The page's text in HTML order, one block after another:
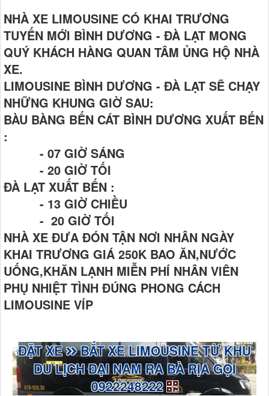
NHÀ XE LIMOUSINE CÓ KHAI TRƯƠNG
TUYẾN MỚI BÌNH DƯƠNG - ĐÀ LẠT MONG
QUÝ KHÁCH HÀNG QUAN TÂM ỦNG HỘ NHÀ
XE.
LIMOUSINE BÌNH DƯƠNG - ĐÀ LẠT SẼ CHẠY
NHỮNG KHUNG GIỜ SAU:
BÀU BÀNG BẾN CÁT BÌNH DƯƠNG XUẤT BẾN
:
- 07 GIỜ SÁNG
- 20 GIỜ TỐI
ĐÀ LẠT XUẤT BẾN :
- 13 GIỜ CHIỀU
- 20 GIỜ TỐI
NHÀ XE ĐƯA ĐÓN TẬN NƠI NHÂN NGÀY
KHAI TRƯƠNG GIÁ 250K BAO ĂN,NƯỚC
UỐNG,KHĂN LẠNH MIỄN PHÍ NHÂN VIÊN
PHỤ NHIỆT TÌNH ĐÚNG PHONG CÁCH
LIMOUSINE VÍP
ĐẶT XE BẮT XE LIMOUSINE TỪ KHU
DU LỊCH ĐẠI NAM RA BÀ RỊA GỌI
0922248222